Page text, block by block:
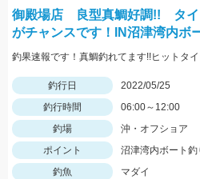
御殿場店 良型真鯛好調!! タイ
がチャンスです！IN沼津湾内ボ
釣行日
2022/05/25
釣行時間
06:00～12:00
釣場
沖・オフショア
ポイント
沼津湾内ボート釣
釣魚
マダイ